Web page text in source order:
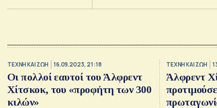
TΕΧΝΗ ΚΑΙ ΖΩΗ 16.09.2023, 21:18
Οι πολλοί εαυτοί του Άλφρεντ
Χίτσκοκ, του «προφήτη των 300
κιλών»
TΕΧΝΗ ΚΑΙ ΖΩΗ
Άλφρεντ